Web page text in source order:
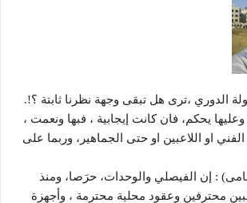
الدوري ،ترى هل تبقى وجهة نظرنا ثابتة ؟!.
يحكم، فان كانت إيجابية ، فبها ونعمت ،
او اللاعبين او حتى الجماهير، وربما على
: إن الفيصلي والوحدات، حرَصا، ومنذ
محترفين وعقود محلية محترمة ، وأجهزة